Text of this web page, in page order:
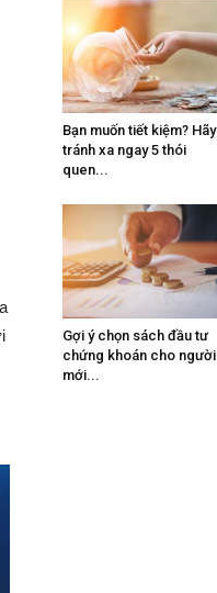
Bạn muốn tiết kiệm? Hãy
tránh xa ngay 5 thói
quen...
Gợi ý chọn sách đầu tư
chứng khoán cho người
mới...